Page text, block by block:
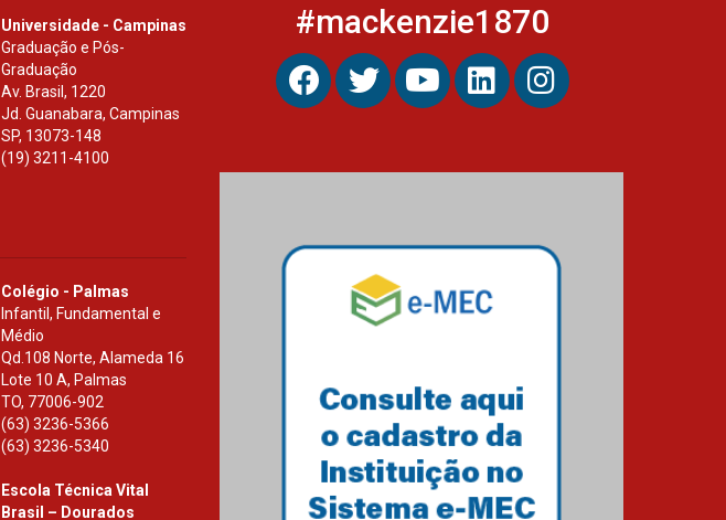
Universidade - Campinas
Graduação e Pós-
Graduação
Av. Brasil, 1220
Jd. Guanabara, Campinas
SP, 13073-148
(19) 3211-4100
Colégio - Palmas
Infantil, Fundamental e
Médio
Qd.108 Norte, Alameda 16
Lote 10 A, Palmas
TO, 77006-902
(63) 3236-5366
(63) 3236-5340
Escola Técnica Vital
Brasil – Dourados
#mackenzie1870